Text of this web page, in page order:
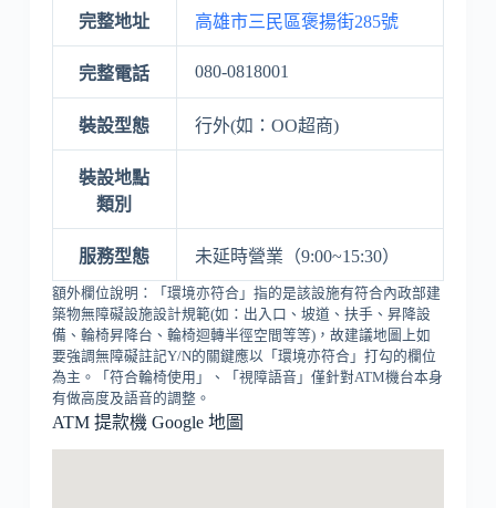
完整地址 高雄市三民區褒揚街285號
完整電話 080-0818001
裝設型態 行外(如：OO超商)
裝設地點
類別
服務型態 未延時營業（9:00~15:30）
額外欄位說明：「環境亦符合」指的是該設施有符合內政部建
築物無障礙設施設計規範(如：出入口、坡道、扶手、昇降設
備、輪椅昇降台、輪椅迴轉半徑空間等等)，故建議地圖上如
要強調無障礙註記Y/N的關鍵應以「環境亦符合」打勾的欄位
為主。「符合輪椅使用」、「視障語音」僅針對ATM機台本身
有做高度及語音的調整。
ATM 提款機 Google 地圖